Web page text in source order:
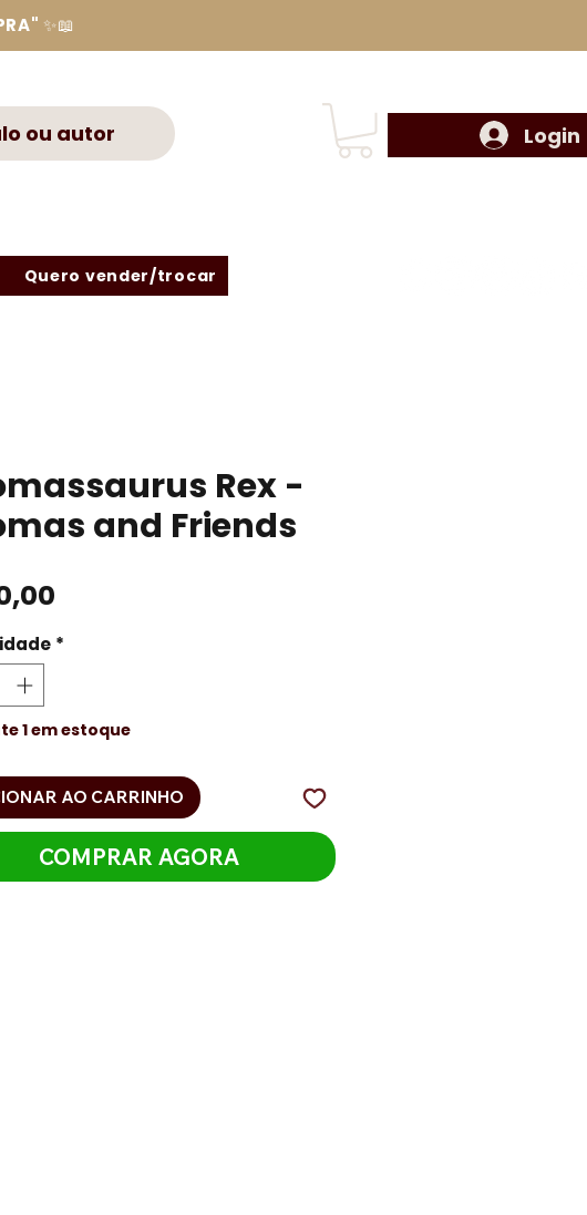
✨📖
ou autor
Quero vender/trocar
Login
Rex -
and Friends
*
1 em estoque
AO CARRINHO
COMPRAR AGORA